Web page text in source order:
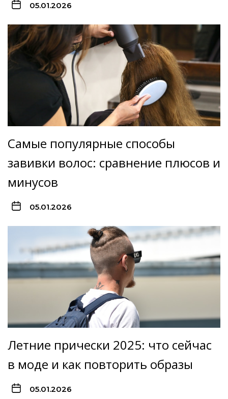
05.01.2026
Самые популярные способы
завивки волос: сравнение плюсов и
минусов
05.01.2026
Летние прически 2025: что сейчас
в моде и как повторить образы
05.01.2026